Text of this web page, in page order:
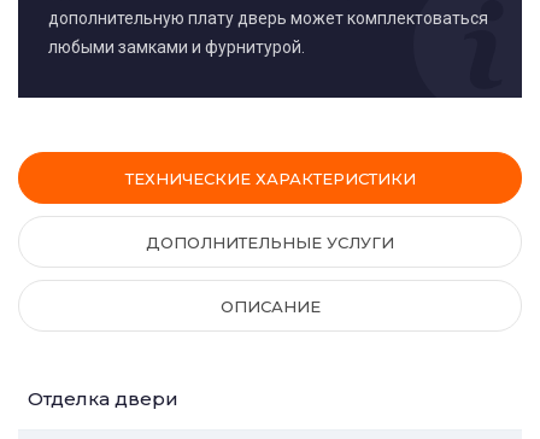
дополнительную плату дверь может комплектоваться
любыми замками и фурнитурой.
ТЕХНИЧЕСКИЕ ХАРАКТЕРИСТИКИ
ДОПОЛНИТЕЛЬНЫЕ УСЛУГИ
ОПИСАНИЕ
Отделка двери